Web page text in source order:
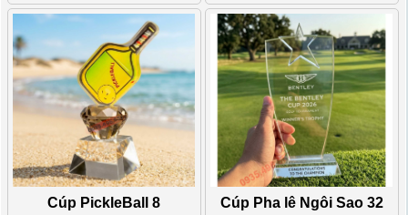
Cúp PickleBall 8 Cúp Pha lê Ngôi Sao 32